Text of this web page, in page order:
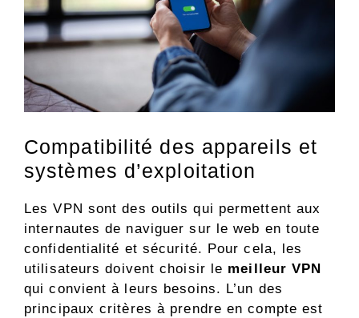
Compatibilité des appareils et
systèmes d’exploitation
Les VPN sont des outils qui permettent aux
internautes de naviguer sur le web en toute
confidentialité et sécurité. Pour cela, les
utilisateurs doivent choisir le meilleur VPN
qui convient à leurs besoins. L’un des
principaux critères à prendre en compte est